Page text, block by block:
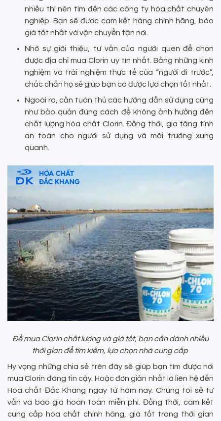
nhiều thì nên tìm đến các công ty hóa chất chuyên
nghiệp. Bạn sẽ được cam kết hàng chính hãng, báo
giá tốt nhất và vận chuyển tận nơi.
Nhờ sự giới thiệu, tư vấn của người quen để chọn
được địa chỉ mua Clorin uy tín nhất. Bằng những kinh
nghiệm và trải nghiệm thực tế của “người đi trước”,
chắc chắn họ sẽ giúp bạn có được lựa chọn tốt nhất.
Ngoài ra, cần tuân thủ các hướng dẫn sử dụng cũng
như bảo quản đúng cách để không ảnh hưởng đến
chất lượng hóa chất Clorin. Đồng thời, gia tăng tính
an toàn cho người sử dụng và môi trường xung
quanh.
Để mua Clorin chất lượng và giá tốt, bạn cần dành nhiều
thời gian để tìm kiếm, lựa chọn nhà cung cấp
Hy vọng những chia sẻ trên đây sẽ giúp bạn tìm được nơi
mua Clorin đáng tin cậy. Hoặc đơn giản nhất là liên hệ đến
Hóa chất Đắc Khang ngay từ hôm nay. Chúng tôi sẽ tư
vấn và báo giá hoàn toàn miễn phí. Đồng thời, cam kết
cung cấp hóa chất chính hãng, giá tốt trong thời gian